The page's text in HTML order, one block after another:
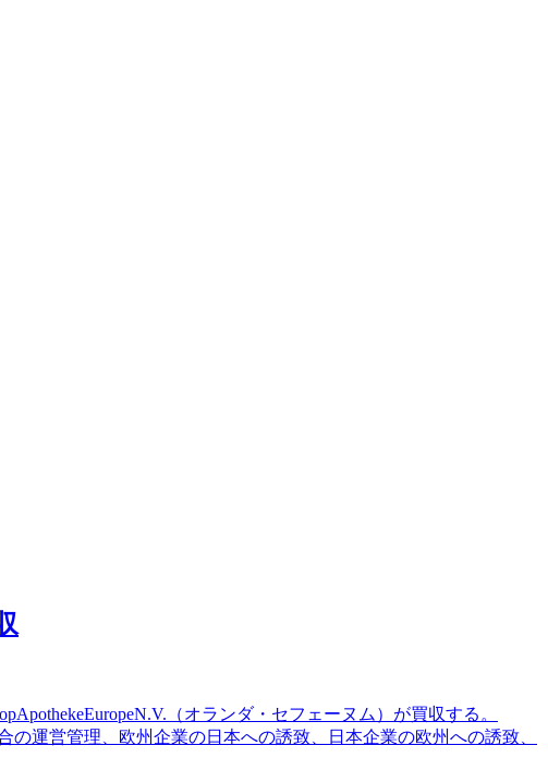
（オランダ・セフェーヌム）が買収する。
運営管理、欧州企業の日本への誘致、日本企業の欧州への誘致、